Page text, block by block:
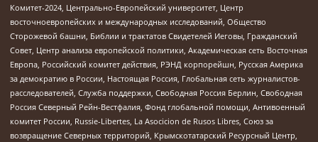
Комитет-2024, Центрально-Европейский университет, Центр
восточноевропейских и международных исследований, Общество
Сторожевой башни, Библии и трактатов Свидетелей Иеговы, Гражданский
Совет, Центр анализа европейской политики, Академическая сеть Восточная
Европа, Российский комитет действия, РЭНД корпорейшн, Русская Америка
за демократию в России, Настоящая Россия, Глобальная сеть журналистов-
расследователей, Служба поддержки, Свободная Россия Берлин, Свободная
Россия Северный Рейн-Вестфалия, Фонд глобальной помощи, Антивоенный
комитет России, Russie-Libertes, La Asocicion de Rusos Libres, Союз за
возвращение Северных территорий, Крымскотатарский Ресурсный Центр,